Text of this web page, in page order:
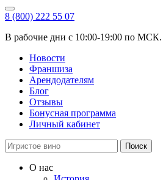
8 (800) 222 55 07
В рабочие дни с 10:00-19:00 по МСК.
Новости
Франшиза
Арендодателям
Блог
Отзывы
Бонусная программа
Личный кабинет
Поиск
О нас